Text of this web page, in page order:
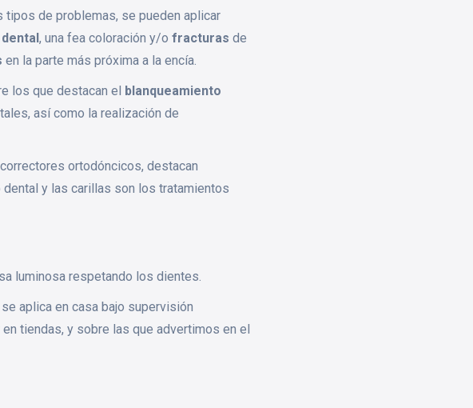
tipos de problemas, se pueden aplicar
, una fea coloración y/o fracturas de
en la parte más próxima a la encía.
los que destacan el blanqueamiento
así como la realización de
ortodóncicos, destacan
y las carillas son los tratamientos
luminosa respetando los dientes.
aplica en casa bajo supervisión
tiendas, y sobre las que advertimos en el